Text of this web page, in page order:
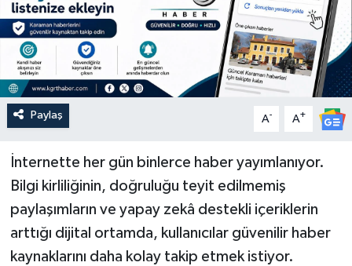
Paylaş A- A+
İnternette her gün binlerce haber yayımlanıyor.
Bilgi kirliliğinin, doğruluğu teyit edilmemiş
paylaşımların ve yapay zekâ destekli içeriklerin
arttığı dijital ortamda, kullanıcılar güvenilir haber
kaynaklarını daha kolay takip etmek istiyor.